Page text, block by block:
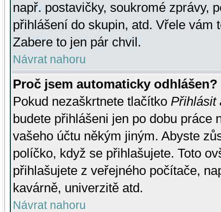
např. postavičky, soukromé zprávy,
přihlášení do skupin, atd. Vřele vám
Zabere to jen pár chvil.
Návrat nahoru
Proč jsem automaticky odhlášen?
Pokud nezaškrtnete tlačítko Přihlásit
budete přihlášeni jen po dobu práce
vašeho účtu někým jiným. Abyste
políčko, když se přihlašujete. Toto
přihlašujete z veřejného počítače,
kavárně, univerzitě atd.
Návrat nahoru